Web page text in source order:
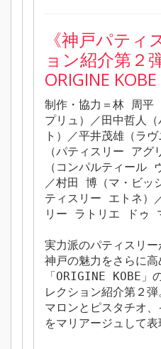
《神戸パティ
ョン紹介第２
ORIGINE
制作・協力＝林 周平
プリュ）／田中哲人
ト）／平井茂雄（ラ
（パティスリー アグ
（コンパルティール
／村田 博（マ・ビッ
ティスリー エトネ）
リー ラトリエ ドゥ
実力派のパティスリ
神戸の魅力をさらに
「ORIGINE KOBE」
レクション紹介第２
マロンとピスタチオ
をマリアージュして表